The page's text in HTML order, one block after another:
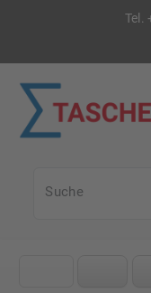
Tel.
Suche